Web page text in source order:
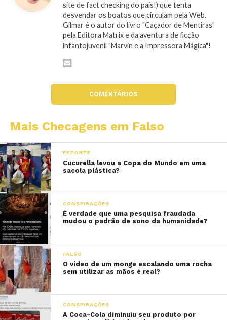
site de fact checking do país!) que tenta
desvendar os boatos que circulam pela Web.
Gilmar é o autor do livro "Caçador de Mentiras"
pela Editora Matrix e da aventura de ficção
infantojuvenil "Marvin e a Impressora Mágica"!
COMENTÁRIOS
Mais Checagens em Falso
ESPORTE
Cucurella levou a Copa do Mundo em uma
sacola plástica?
CONSPIRAÇÕES
É verdade que uma pesquisa fraudada
mudou o padrão de sono da humanidade?
FALSO
O vídeo de um monge escalando uma rocha
sem utilizar as mãos é real?
CONSPIRAÇÕES
A Coca-Cola diminuiu seu produto por